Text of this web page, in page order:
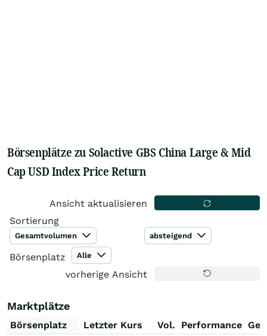
Börsenplätze zu Solactive GBS China Large & Mid
Cap USD Index Price Return
Ansicht aktualisieren
Sortierung
Gesamtvolumen absteigend
Börsenplatz Alle
vorherige Ansicht
Marktplätze
Börsenplatz Letzter Kurs Vol. Performance